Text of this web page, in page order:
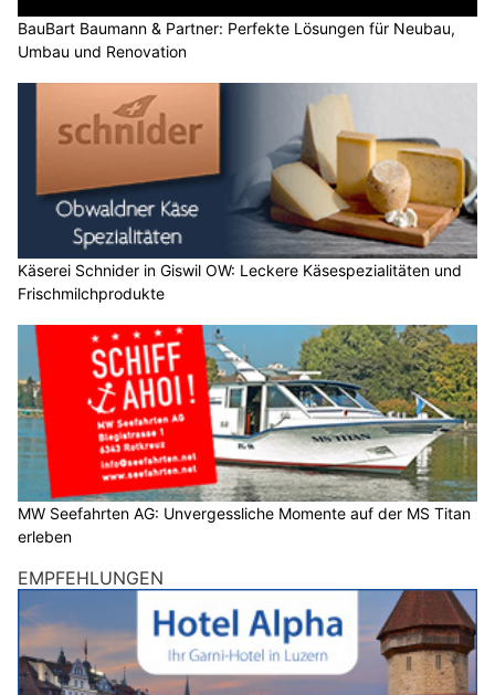
BauBart Baumann & Partner: Perfekte Lösungen für Neubau,
Umbau und Renovation
Käserei Schnider in Giswil OW: Leckere Käsespezialitäten und
Frischmilchprodukte
MW Seefahrten AG: Unvergessliche Momente auf der MS Titan
erleben
EMPFEHLUNGEN